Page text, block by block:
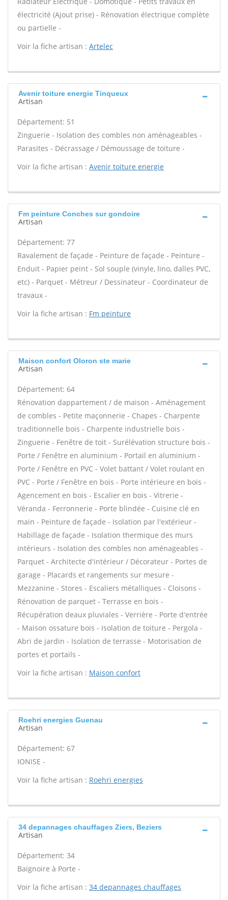
électricité (Ajout prise) - Rénovation électrique complète
ou partielle -
Voir la fiche artisan : Artelec
Avenir toiture energie Tinqueux
Artisan
Département: 51
Zinguerie - Isolation des combles non aménageables -
Parasites - Décrassage / Démoussage de toiture -
Voir la fiche artisan : Avenir toiture energie
Fm peinture Conches sur gondoire
Artisan
Département: 77
Ravalement de façade - Peinture de façade - Peinture -
Enduit - Papier peint - Sol souple (vinyle, lino, dalles PVC,
etc) - Parquet - Métreur / Dessinateur - Coordinateur de
travaux -
Voir la fiche artisan : Fm peinture
Maison confort Oloron ste marie
Artisan
Département: 64
Rénovation dappartement / de maison - Aménagement
de combles - Petite maçonnerie - Chapes - Charpente
traditionnelle bois - Charpente industrielle bois -
Zinguerie - Fenêtre de toit - Surélévation structure bois -
Porte / Fenêtre en aluminium - Portail en aluminium -
Porte / Fenêtre en PVC - Volet battant / Volet roulant en
PVC - Porte / Fenêtre en bois - Porte intérieure en bois -
Agencement en bois - Escalier en bois - Vitrerie -
Véranda - Ferronnerie - Porte blindée - Cuisine clé en
main - Peinture de façade - Isolation par l'extérieur -
Habillage de façade - Isolation thermique des murs
intérieurs - Isolation des combles non aménageables -
Parquet - Architecte d'intérieur / Décorateur - Portes de
garage - Placards et rangements sur mesure -
Mezzanine - Stores - Escaliers métalliques - Cloisons -
Rénovation de parquet - Terrasse en bois -
Récupération deaux pluviales - Verrière - Porte d'entrée
- Maison ossature bois - Isolation de toiture - Pergola -
Abri de jardin - Isolation de terrasse - Motorisation de
portes et portails -
Voir la fiche artisan : Maison confort
Roehri energies Guenau
Artisan
Département: 67
IONISE -
Voir la fiche artisan : Roehri energies
34 depannages chauffages Ziers, Beziers
Artisan
Département: 34
Baignoire à Porte -
Voir la fiche artisan : 34 depannages chauffages